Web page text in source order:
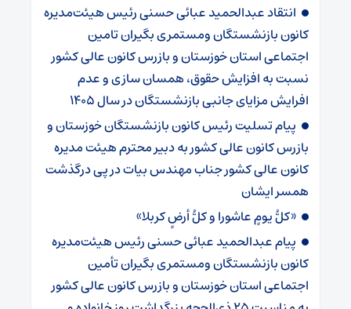
انتقاد عبدالحمید عبائی حسنی رئیس هیئت‌مدیره
کانون بازنشستگان ومستمری بگیران تامین
اجتماعی استان خوزستان و بازرس کانون عالی کشور
نسبت به افزایش حقوق، همسان سازی و عدم
افرایش مزایای جانبی بازنشستگان در سال ۱۴۰۵
پیام تسلیت رئیس کانون بازنشستگان خوزستان و
بازرس کانون عالی کشور به دبیر محترم هیئت مدیره
کانون عالی کشور جناب مهندس بیات در پی درگذشت
همسر ایشان
«کلُّ یومٍ عاشورا و کلُّ أرضٍ کربلا»
پیام عبدالحمید عبائی حسنی رئیس هیئت‌مدیره
کانون بازنشستگان ومستمری بگیران تأمین
اجتماعی استان خوزستان و بازرس کانون عالی کشور